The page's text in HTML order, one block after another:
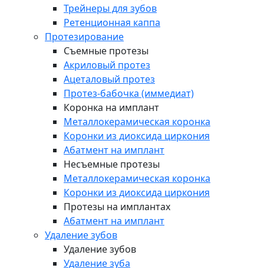
Трейнеры для зубов
Ретенционная каппа
Протезирование
Съемные протезы
Акриловый протез
Ацеталовый протез
Протез-бабочка (иммедиат)
Коронка на имплант
Металлокерамическая коронка
Коронки из диоксида циркония
Абатмент на имплант
Несъемные протезы
Металлокерамическая коронка
Коронки из диоксида циркония
Протезы на имплантах
Абатмент на имплант
Удаление зубов
Удаление зубов
Удаление зуба